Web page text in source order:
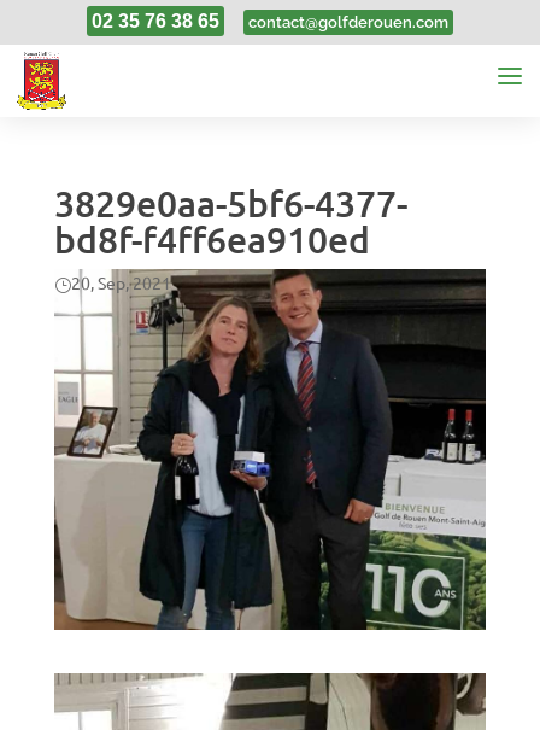
02 35 76 38 65 contact@golfderouen.com
3829e0aa-5bf6-4377-
bd8f-f4ff6ea910ed
20, Sep, 2021